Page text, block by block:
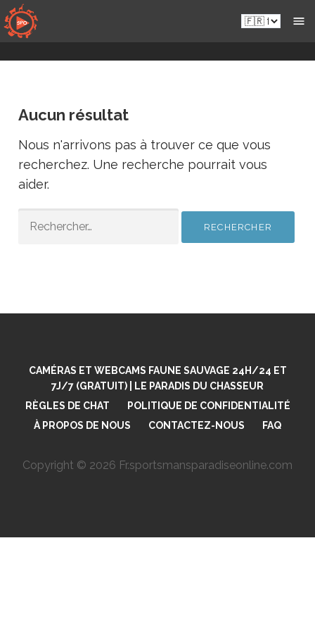
Passer
au
contenu
Fr.sportsmansparadiseonline.com
Aucun résultat
Nous n'arrivons pas à trouver ce que vous
recherchez. Une recherche pourrait vous
aider.
CAMÉRAS ET WEBCAMS FAUNE SAUVAGE 24H/24 ET
7J/7 (GRATUIT) | LE PARADIS DU CHASSEUR
RÈGLES DE CHAT
POLITIQUE DE CONFIDENTIALITÉ
À PROPOS DE NOUS
CONTACTEZ-NOUS FAQ
Copyright © 2026 Fr.sportsmansparadiseonline.com